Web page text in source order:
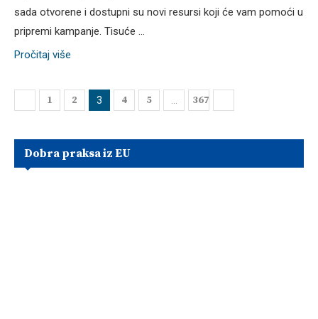
sada otvorene i dostupni su novi resursi koji će vam pomoći u
pripremi kampanje. Tisuće …
Pročitaj više
1 2 3 4 5 367
Dobra praksa iz EU